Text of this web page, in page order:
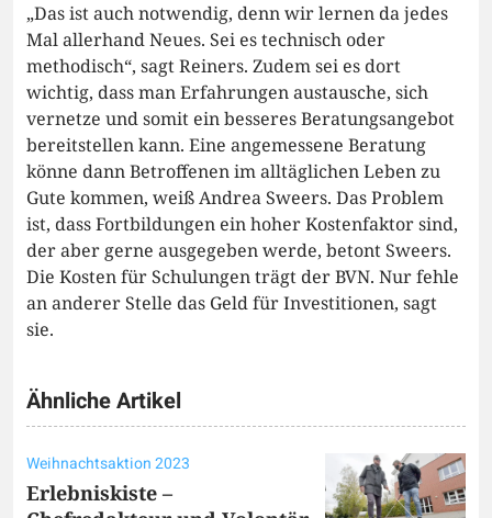
„Das ist auch notwendig, denn wir lernen da jedes
Mal allerhand Neues. Sei es technisch oder
methodisch“, sagt Reiners. Zudem sei es dort
wichtig, dass man Erfahrungen austausche, sich
vernetze und somit ein besseres Beratungsangebot
bereitstellen kann. Eine angemessene Beratung
könne dann Betroffenen im alltäglichen Leben zu
Gute kommen, weiß Andrea Sweers. Das Problem
ist, dass Fortbildungen ein hoher Kostenfaktor sind,
der aber gerne ausgegeben werde, betont Sweers.
Die Kosten für Schulungen trägt der BVN. Nur fehle
an anderer Stelle das Geld für Investitionen, sagt
sie.
Ähnliche Artikel
Weihnachtsaktion 2023
Erlebniskiste –